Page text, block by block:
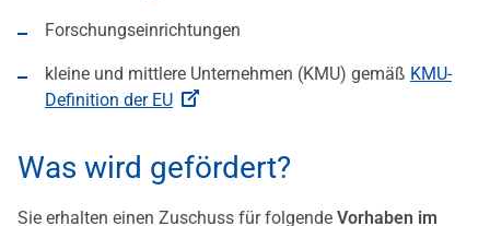
Forschungseinrichtungen
kleine und mittlere Unternehmen (KMU) gemäß KMU-
Definition der EU
Was wird gefördert?
Sie erhalten einen Zuschuss für folgende Vorhaben im